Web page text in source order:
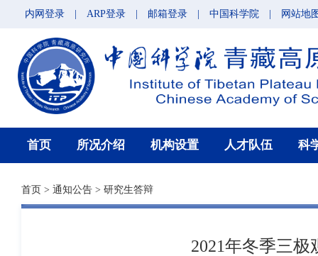
内网登录 ARP登录 邮箱登录 中国科学院 网站地
首页 所况介绍 机构设置 人才队伍 科
首页 > 通知公告 > 研究生答辩
2021年冬季三